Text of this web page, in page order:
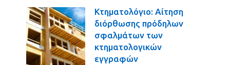
Κτηματολόγιο: Αίτηση
διόρθωσης πρόδηλων
σφαλμάτων των
κτηματολογικών
εγγραφών